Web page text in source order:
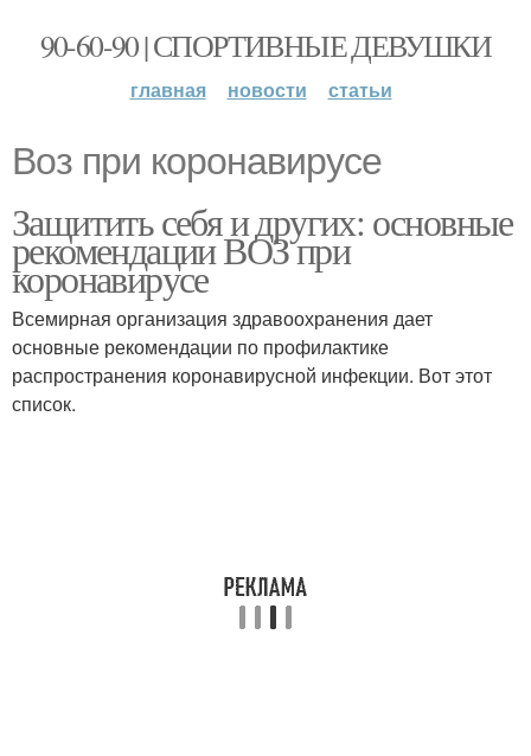
90-60-90 | СПОРТИВНЫЕ ДЕВУШКИ
главная новости статьи
Воз при коронавирусе
Защитить себя и других: основные
рекомендации ВОЗ при
коронавирусе
Всемирная организация здравоохранения дает
основные рекомендации по профилактике
распространения коронавирусной инфекции. Вот этот
список.